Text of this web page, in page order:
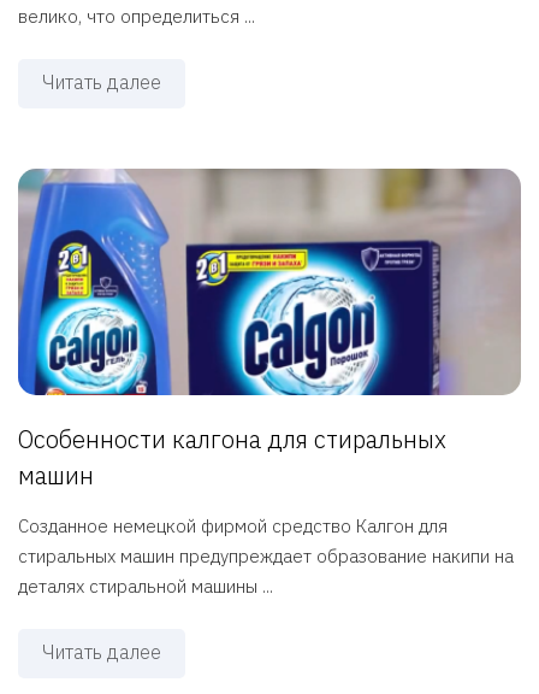
велико, что определиться ...
Читать далее
Особенности калгона для стиральных
машин
Созданное немецкой фирмой средство Калгон для
стиральных машин предупреждает образование накипи на
деталях стиральной машины ...
Читать далее